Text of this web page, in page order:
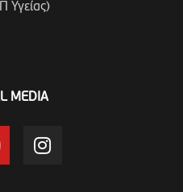
Υγείας)
MEDIA